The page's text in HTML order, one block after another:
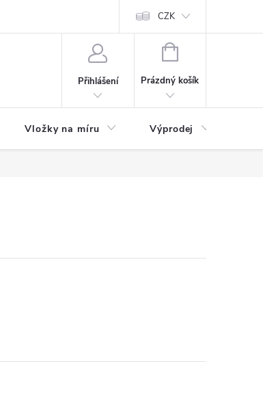
Vrácení, výměna nebo
CZK
Přihlášení
NÁKUPNÍ
Prázdný košík
Vložky na míru Výprodej